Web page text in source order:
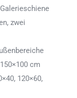
zwei
cm
120×60,